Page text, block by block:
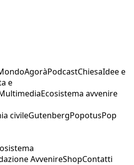
AgoràPodcastChiesaIdee e
e
Ecosistema avvenire
civileGutenbergPopotusPop
AvvenireShopContatti